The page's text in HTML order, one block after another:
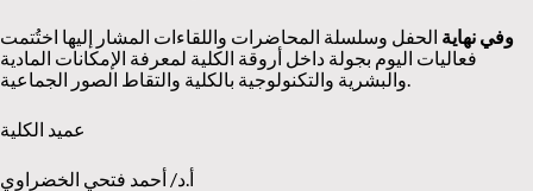
وفي نهاية الحفل وسلسلة المحاضرات واللقاءات المشار إليها اختُتمت
فعاليات اليوم بجولة داخل أروقة الكلية لمعرفة الإمكانات المادية
عميد الكلية
أ.د/ أحمد فتحي الخضراوي